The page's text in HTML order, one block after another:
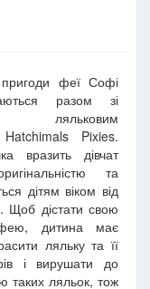
пригоди феї Софі
разом зі
ляльковим
Pixies.
вразить дівчат
та
дітям віком від
Щоб дістати свою
дитина має
ляльку та її
і вирушати до
таких ляльок, тож